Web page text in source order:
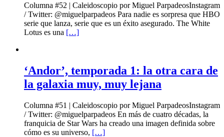
Columna #52 | Caleidoscopio por Miguel ParpadeosInstagram
/ Twitter: @miguelparpadeos Para nadie es sorpresa que HBO
serie que lanza, serie que es un éxito asegurado. The White
Lotus es una […]
‘Andor’, temporada 1: la otra cara de
la galaxia muy, muy lejana
Columna #51 | Caleidoscopio por Miguel ParpadeosInstagram
/ Twitter: @miguelparpadeos En más de cuatro décadas, la
franquicia de Star Wars ha creado una imagen definida sobre
cómo es su universo, […]